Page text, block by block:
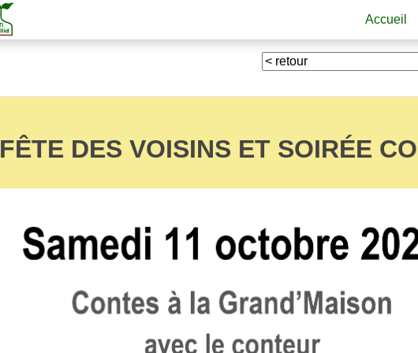
Accueil
FÊTE DES VOISINS ET SOIRÉE